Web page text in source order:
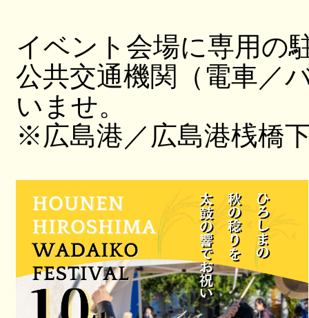
イベント会場に専用の
公共交通機関（電車／
いませ。
※広島港／広島港桟橋